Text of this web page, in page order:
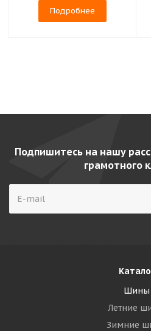
Подробнее
Подпишитесь на нашу
грамотного
Шины
Летние
Зимние